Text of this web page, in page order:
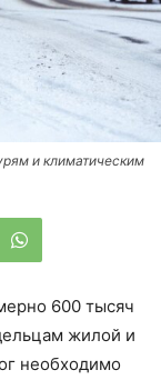
и климатическим
600 тысяч
жилой и
необходимо